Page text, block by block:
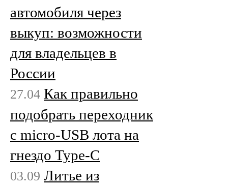
автомобиля через
выкуп: возможности
для владельцев в
России
27.04 Как правильно
подобрать переходник
с micro-USB лота на
гнездо Type-C
03.09 Литье из